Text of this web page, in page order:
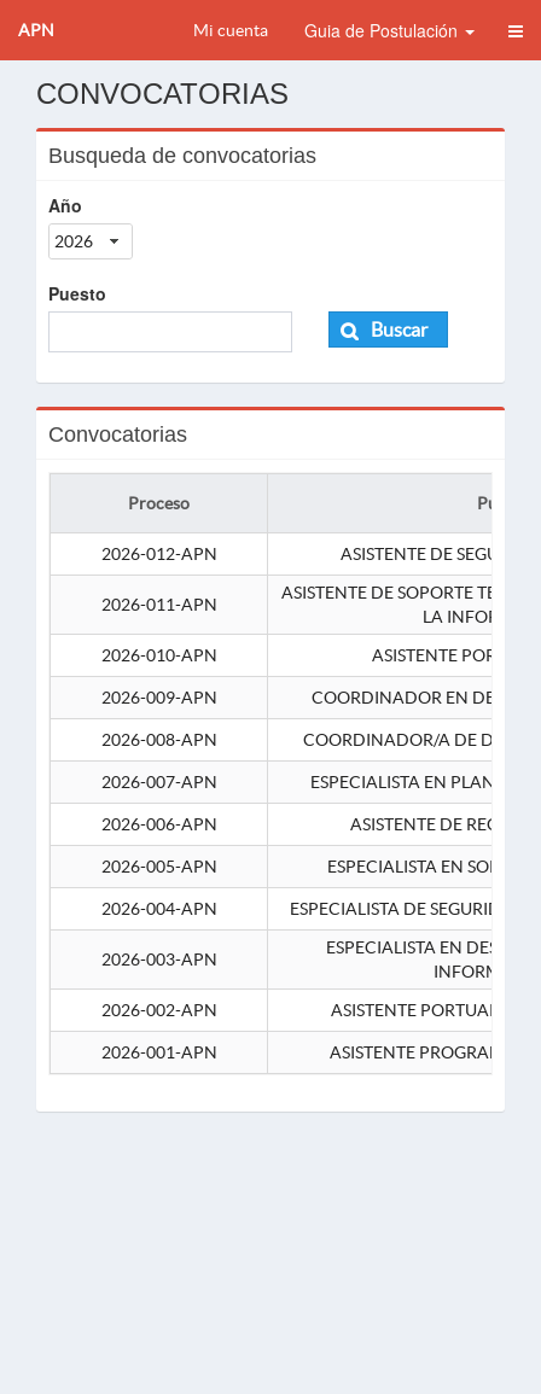
APN Mi cuenta Guia de Postulación
CONVOCATORIAS
Busqueda de convocatorias
Año
2026
Puesto
Buscar
Convocatorias
Proceso Puesto
2026-012-APN ASISTENTE DE
2026-011-APN
ASISTENTE DE SOPORTE
LA
2026-010-APN
ASISTENTE
2026-009-APN COORDINADOR EN
2026-008-APN COORDINADOR/A DE
2026-007-APN ESPECIALISTA EN
2026-006-APN ASISTENTE DE
2026-005-APN ESPECIALISTA EN
2026-004-APN ESPECIALISTA DE SEGURIDAD
2026-003-APN
ESPECIALISTA EN
2026-002-APN
ASISTENTE PORTUARIO 2-
2026-001-APN ASISTENTE